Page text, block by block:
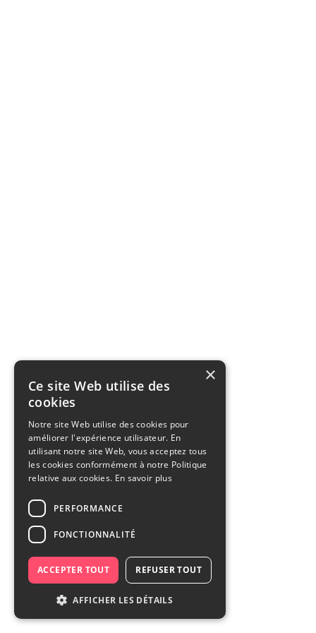
×
Ce site Web utilise des
cookies
Notre site Web utilise des cookies pour
améliorer l'expérience utilisateur. En
utilisant notre site Web, vous acceptez tous
les cookies conformément à notre Politique
relative aux cookies. En savoir plus
PERFORMANCE
FONCTIONNALITÉ
ACCEPTER TOUT REFUSER TOUT
AFFICHER LES DÉTAILS